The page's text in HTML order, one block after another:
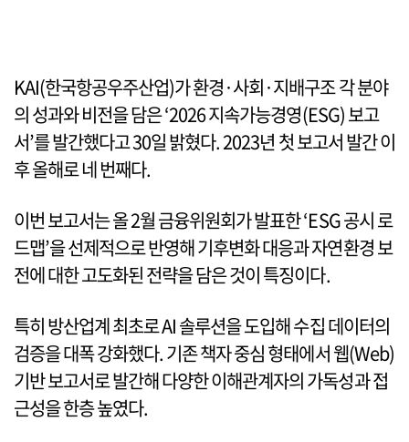
KAI(한국항공우주산업)가 환경·사회·지배구조 각 분야
의 성과와 비전을 담은 ‘2026 지속가능경영(ESG) 보고
서’를 발간했다고 30일 밝혔다. 2023년 첫 보고서 발간 이
후 올해로 네 번째다.
이번 보고서는 올 2월 금융위원회가 발표한 ‘ESG 공시 로
드맵’을 선제적으로 반영해 기후변화 대응과 자연환경 보
전에 대한 고도화된 전략을 담은 것이 특징이다.
특히 방산업계 최초로 AI 솔루션을 도입해 수집 데이터의
검증을 대폭 강화했다. 기존 책자 중심 형태에서 웹(Web)
기반 보고서로 발간해 다양한 이해관계자의 가독성과 접
근성을 한층 높였다.